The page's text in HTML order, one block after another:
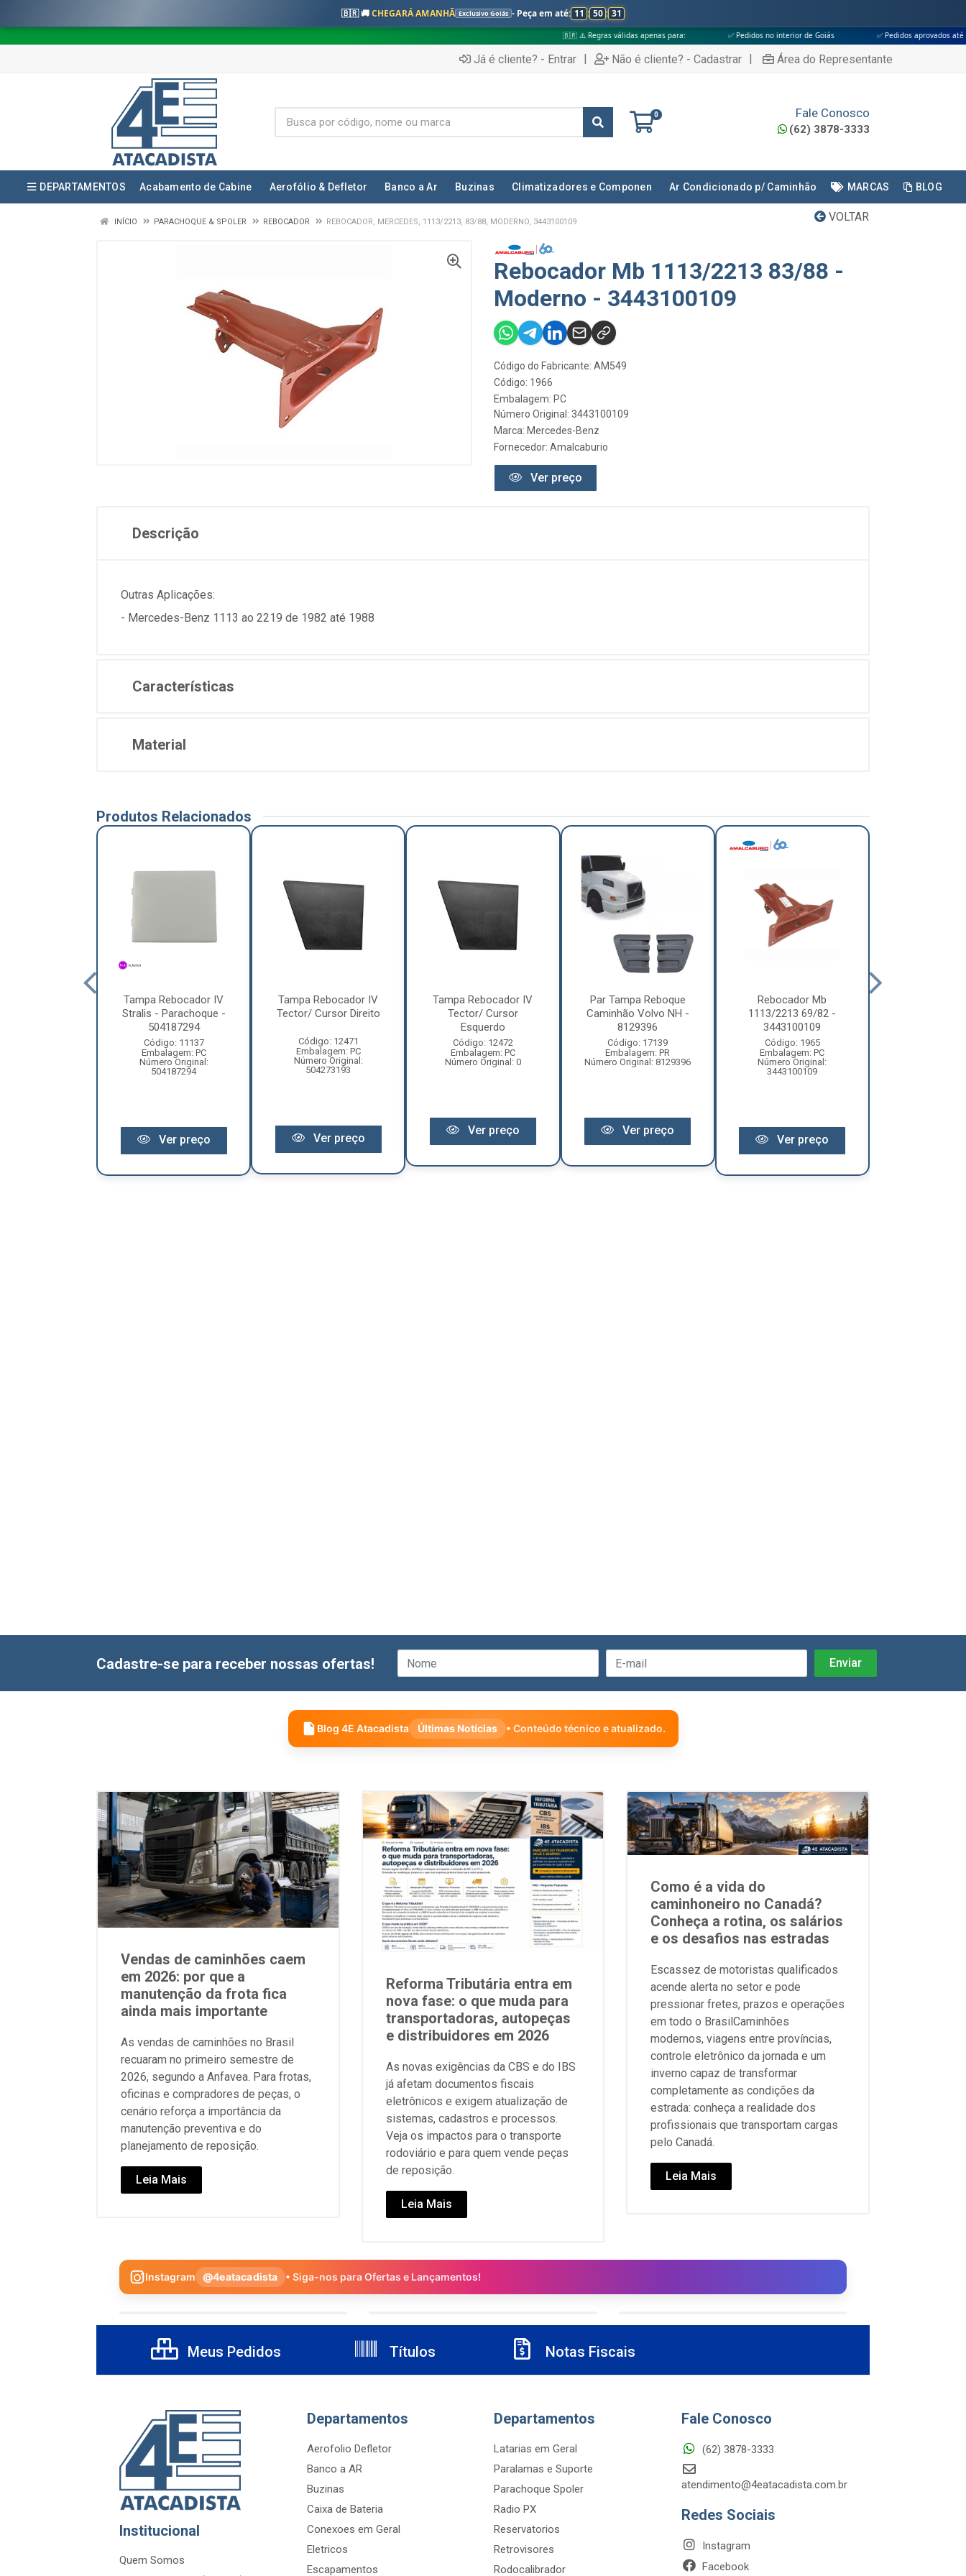
🇧🇷 🚚CHEGARÁ AMANHÃ Exclusivo Goiás - Peça em até: 11 : 50 : 30
🇧🇷 ⚠️ Regras válidas apenas para: ✅ Pedidos no interior de Goiás ✅ Pedidos aprovados até às 18h
Já é cliente? - Entrar | Não é cliente? - Cadastrar | Área do Representante
0 Fale Conosco
(62) 3878-3333
DEPARTAMENTOS Acabamento de Cabine Aerofólio & Defletor Banco a Ar Buzinas Climatizadores e Componen Ar Condicionado p/ Caminhão MARCAS BLOG
VOLTAR
INÍCIO PARACHOQUE & SPOLER REBOCADOR REBOCADOR, MERCEDES, 1113/2213, 83/88, MODERNO, 3443100109
Rebocador Mb 1113/2213 83/88 -
Moderno - 3443100109
Código do Fabricante: AM549
Código: 1966
Embalagem: PC
Número Original: 3443100109
Marca: Mercedes-Benz
Fornecedor: Amalcaburio
Ver preço
Descrição
Outras Aplicações:
- Mercedes-Benz 1113 ao 2219 de 1982 até 1988
Características
Material
Produtos Relacionados
Tampa Rebocador IV
Stralis - Parachoque -
504187294
Código: 11137
Embalagem: PC
Número Original:
504187294
Ver preço
Tampa Rebocador IV
Tector/ Cursor Direito
Código: 12471
Embalagem: PC
Número Original:
504273193
Ver preço
Tampa Rebocador IV
Tector/ Cursor
Esquerdo
Código: 12472
Embalagem: PC
Número Original: 0
Ver preço
Par Tampa Reboque
Caminhão Volvo NH -
8129396
Código: 17139
Embalagem: PR
Número Original: 8129396
Ver preço
Rebocador Mb
1113/2213 69/82 -
3443100109
Código: 1965
Embalagem: PC
Número Original:
3443100109
Ver preço
Cadastre-se para receber nossas ofertas!
Blog 4E Atacadista Últimas Notícias • Conteúdo técnico e atualizado.
Vendas de caminhões caem
em 2026: por que a
manutenção da frota fica
ainda mais importante
As vendas de caminhões no Brasil
recuaram no primeiro semestre de
2026, segundo a Anfavea. Para frotas,
oficinas e compradores de peças, o
cenário reforça a importância da
manutenção preventiva e do
planejamento de reposição.
Leia Mais
Reforma Tributária entra em
nova fase: o que muda para
transportadoras, autopeças
e distribuidores em 2026
As novas exigências da CBS e do IBS
já afetam documentos fiscais
eletrônicos e exigem atualização de
sistemas, cadastros e processos.
Veja os impactos para o transporte
rodoviário e para quem vende peças
de reposição.
Leia Mais
Como é a vida do
caminhoneiro no Canadá?
Conheça a rotina, os salários
e os desafios nas estradas
Escassez de motoristas qualificados
acende alerta no setor e pode
pressionar fretes, prazos e operações
em todo o BrasilCaminhões
modernos, viagens entre províncias,
controle eletrônico da jornada e um
inverno capaz de transformar
completamente as condições da
estrada: conheça a realidade dos
profissionais que transportam cargas
pelo Canadá.
Leia Mais
Instagram @4eatacadista • Siga-nos para Ofertas e Lançamentos!
Meus Pedidos Títulos Notas Fiscais
Institucional
Quem Somos
Departamentos
Aerofolio Defletor
Banco a AR
Buzinas
Caixa de Bateria
Conexoes em Geral
Eletricos
Escapamentos
Departamentos
Latarias em Geral
Paralamas e Suporte
Parachoque Spoler
Radio PX
Reservatorios
Retrovisores
Rodocalibrador
Fale Conosco
(62) 3878-3333
atendimento@4eatacadista.com.br
Redes Sociais
Instagram
Facebook